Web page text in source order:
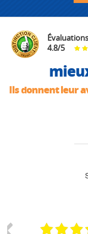
4.8/5
Ils donnent leur